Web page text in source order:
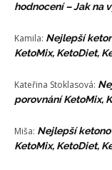
hodnocení – Jak na
Kamila: Nejlepší
KetoMix, KetoDiet,
Kateřina Stoklasová:
porovnání KetoMix,
Miša: Nejlepší
KetoMix, KetoDiet,